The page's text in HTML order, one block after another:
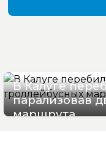
В Калуге
парализовав
маршрута